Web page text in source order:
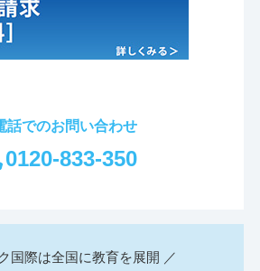
話でのお問い合わせ
0120-833-350
国際は全国に教育を展開 ／